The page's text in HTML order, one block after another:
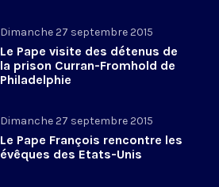
Dimanche 27 septembre 2015
Le Pape visite des détenus de
la prison Curran-Fromhold de
Philadelphie
Dimanche 27 septembre 2015
Le Pape François rencontre les
évêques des Etats-Unis